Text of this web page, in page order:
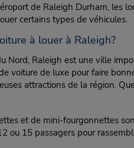
de Raleigh Durham, les
certains types de véhicules.
à louer à Raleigh?
Nord, Raleigh est une ville
voiture de luxe pour faire
attractions de la région.
et de mini-fourgonnettes
ou 15 passagers pour